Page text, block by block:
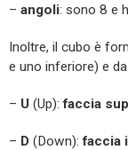
– angoli: sono 8 e
Inoltre, il cubo è
e uno inferiore) e da
– U (Up):faccia
– D (Down):faccia